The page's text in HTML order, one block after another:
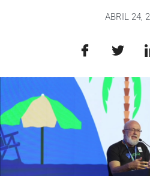
ABRIL 24,